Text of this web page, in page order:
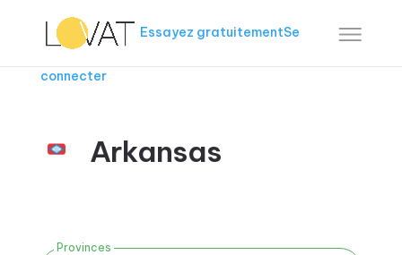
Essayez gratuitementSe
connecter
Arkansas
Provinces